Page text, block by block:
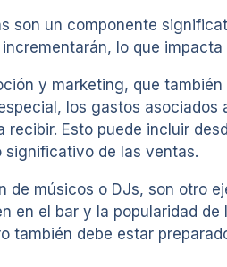
son un componente
lo que
y marketing, que
los gastos
Esto puede incluir
significativo de las ventas.
músicos o DJs, son otro
en el bar y la popularidad
debe estar